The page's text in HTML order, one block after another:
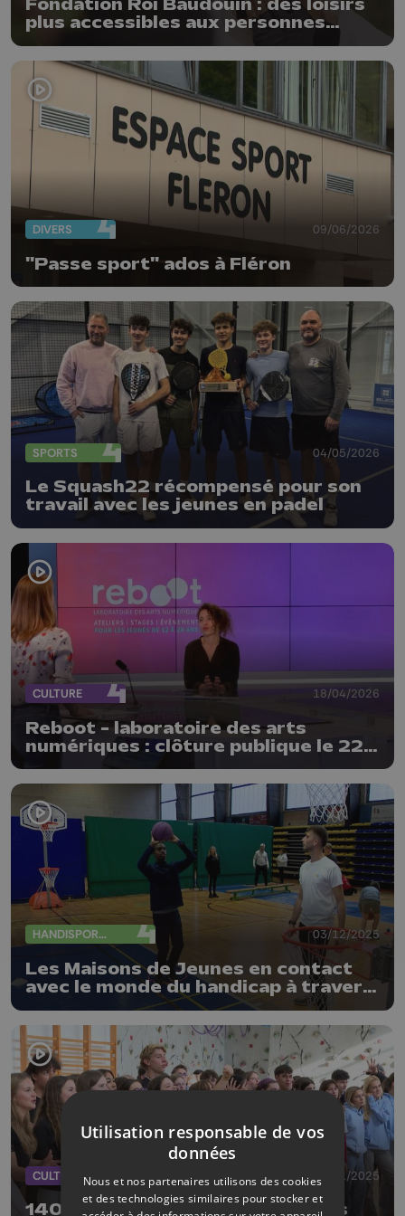
Fondation Roi Baudouin : des loisirs
plus accessibles aux personnes
DIVERS 09/06/2026
"Passe sport" ados à Fléron
SPORTS 04/05/2026
Le Squash22 récompensé pour son
travail avec les jeunes en padel
CULTURE 18/04/2026
Reboot - laboratoire des arts
numériques : clôture publique le 22
avril
HANDISPORTS 03/12/2025
Les Maisons de Jeunes en contact
avec le monde du handicap à travers
CULTURE 13/11/2025
140 ados chantent les 85 ans des
Utilisation responsable de vos
données
Nous et nos partenaires utilisons des cookies
et des technologies similaires pour stocker et